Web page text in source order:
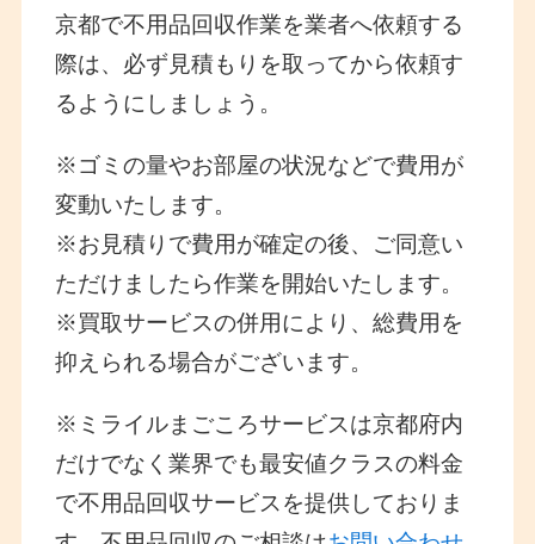
京都で不用品回収作業を業者へ依頼する
際は、必ず見積もりを取ってから依頼す
るようにしましょう。
※ゴミの量やお部屋の状況などで費用が
変動いたします。
※お見積りで費用が確定の後、ご同意い
ただけましたら作業を開始いたします。
※買取サービスの併用により、総費用を
抑えられる場合がございます。
※ミライルまごころサービスは京都府内
だけでなく業界でも最安値クラスの料金
で不用品回収サービスを提供しておりま